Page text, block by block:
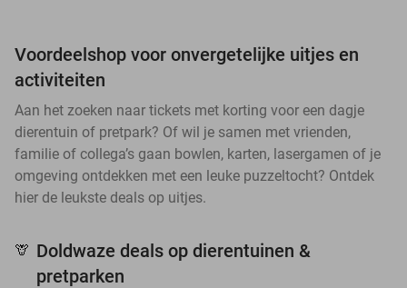
Voordeelshop voor onvergetelijke uitjes en
activiteiten
Aan het zoeken naar tickets met korting voor een dagje
dierentuin of pretpark? Of wil je samen met vrienden,
familie of collega’s gaan bowlen, karten, lasergamen of je
omgeving ontdekken met een leuke puzzeltocht? Ontdek
hier de leukste deals op uitjes.
🦒 Doldwaze deals op dierentuinen &
pretparken